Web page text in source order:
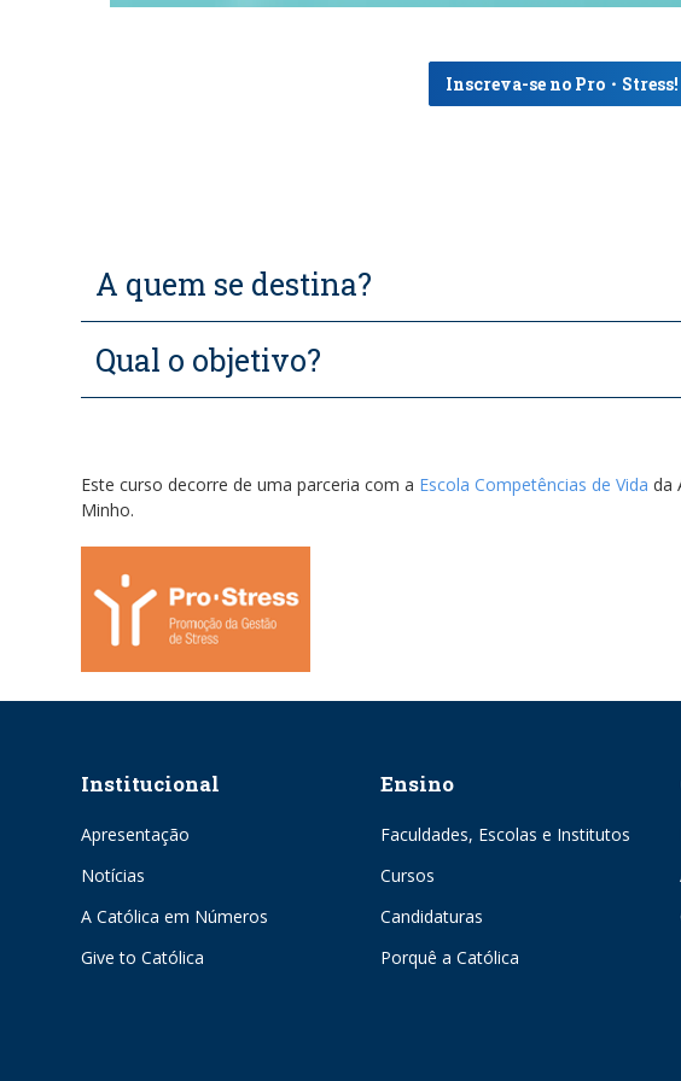
Inscreva-se no Pro・Stress!
A quem se destina?
Qual o objetivo?
Este curso decorre de uma parceria com a Escola Competências de Vida da
Minho.
Institucional
Apresentação
Notícias
A Católica em Números
Give to Católica
Ensino
Faculdades, Escolas e Institutos
Cursos
Candidaturas
Porquê a Católica